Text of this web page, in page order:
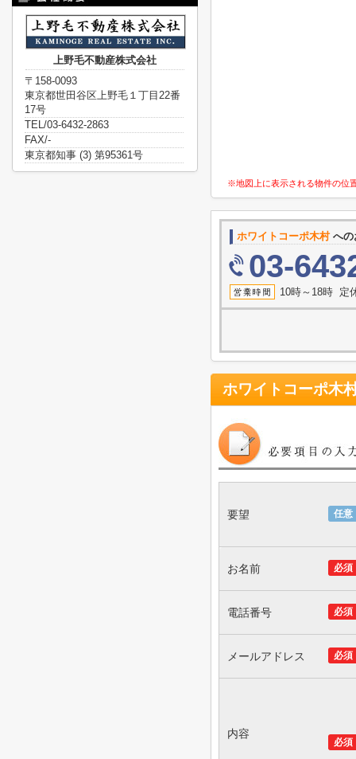
※地図上に表示される物件の位
ホワイトコーポ木村への
03-
10時～18時 定
ホワイトコーポ木
任意
要望
必須
お名前
必須
電話番号
必須
メールアドレス
必須
内容
上野毛不動産株式会社
〒158-0093
東京都世田谷区上野毛１丁目22番
17号
TEL/03-6432-2863
FAX/-
東京都知事 (3) 第95361号